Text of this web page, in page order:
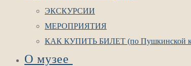
ЭКСКУРСИИ
МЕРОПРИЯТИЯ
КАК КУПИТЬ БИЛЕТ (по Пушкинской
О музее